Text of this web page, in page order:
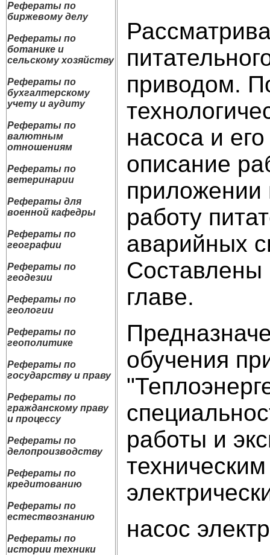
Рефераты по
биржевому делу
Рефераты по
ботанике и
сельскому хозяйству
Рефераты по
бухгалтерскому
учету и аудиту
Рефераты по
валютным
отношениям
Рефераты по
ветеринарии
Рефераты для
военной кафедры
Рефераты по
географии
Рефераты по
геодезии
Рефераты по
геологии
Рефераты по
геополитике
Рефераты по
государству и праву
Рефераты по
гражданскому праву
и процессу
Рефераты по
делопроизводству
Рефераты по
кредитованию
Рефераты по
естествознанию
Рефераты по
истории техники
приводом.
насоса и
описание
работу
аварийных
Составлены
главе.
обучения
работы и
насос